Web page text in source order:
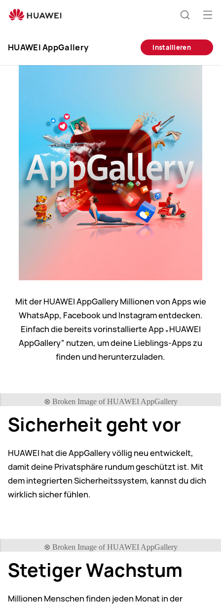
AppGallery
HUAWEI AppGallery
Installieren
Mit der HUAWEI AppGallery Millionen von Apps wie
WhatsApp, Facebook und Instagram entdecken.
Einfach die bereits vorinstallierte App „HUAWEI
AppGallery“ nutzen, um deine Lieblings-Apps zu
finden und herunterzuladen.
Sicherheit geht vor
HUAWEI hat die AppGallery völlig neu entwickelt,
damit deine Privatsphäre rundum geschützt ist. Mit
dem integrierten Sicherheitssystem, kannst du dich
wirklich sicher fühlen.
Stetiger Wachstum
Millionen Menschen finden jeden Monat in der